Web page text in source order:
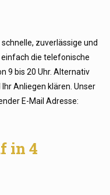
zuverlässige und
die telefonische
9 bis 20 Uhr. Alternativ
Anliegen klären. Unser
E-Mail Adresse:
in 4